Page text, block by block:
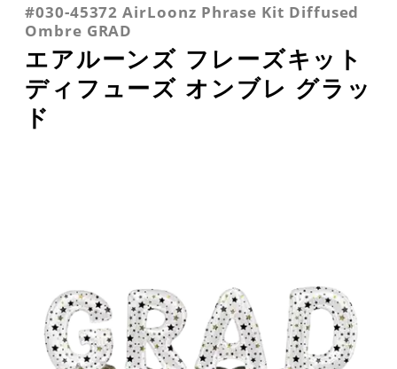
#030-45372 AirLoonz Phrase Kit Diffused
Ombre GRAD
エアルーンズ フレーズキット
ディフューズ オンブレ グラッ
ド